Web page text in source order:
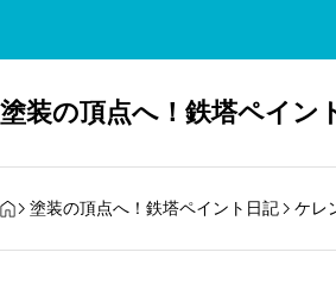
塗装の頂点へ！鉄塔ペイン
HOME
塗装の頂点へ！鉄塔ペイント日記 ケレ